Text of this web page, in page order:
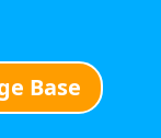
Base